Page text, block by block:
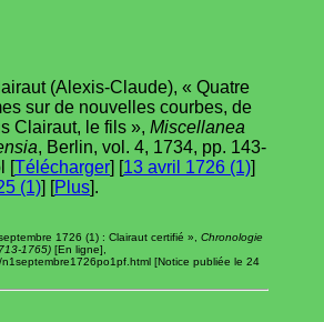
(Alexis-Claude), « Quatre
sur de nouvelles courbes, de
Clairaut, le fils », Miscellanea
, Berlin, vol. 4, 1734, pp. 143-
[Télécharger] [13 avril 1726 (1)]
(1)] [Plus].
1726 (1) : Clairaut certifié », Chronologie
1765) [En ligne],
n1septembre1726po1pf.html [Notice publiée le 24